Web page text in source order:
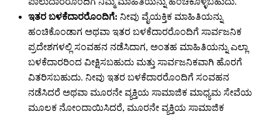
ಇತರ ಬಳಕೆದಾರರೊಂದಿಗೆ: ನೀವು ವೈಯಕ್ತಿಕ ಮಾಹಿತಿಯನ್ನು
ಹಂಚಿಕೊಂಡಾಗ ಅಥವಾ ಇತರ ಬಳಕೆದಾರರೊಂದಿಗೆ ಸಾರ್ವಜನಿಕ
ಪ್ರದೇಶಗಳಲ್ಲಿ ಸಂವಹನ ನಡೆಸಿದಾಗ, ಅಂತಹ ಮಾಹಿತಿಯನ್ನು ಎಲ್ಲಾ
ಬಳಕೆದಾರರಿಂದ ವೀಕ್ಷಿಸಬಹುದು ಮತ್ತು ಸಾರ್ವಜನಿಕವಾಗಿ ಹೊರಗೆ
ವಿತರಿಸಬಹುದು. ನೀವು ಇತರ ಬಳಕೆದಾರರೊಂದಿಗೆ ಸಂವಹನ
ನಡೆಸಿದರೆ ಅಥವಾ ಮೂರನೇ ವ್ಯಕ್ತಿಯ ಸಾಮಾಜಿಕ ಮಾಧ್ಯಮ ಸೇವೆಯ
ಮೂಲಕ ನೋಂದಾಯಿಸಿದರೆ, ಮೂರನೇ ವ್ಯಕ್ತಿಯ ಸಾಮಾಜಿಕ